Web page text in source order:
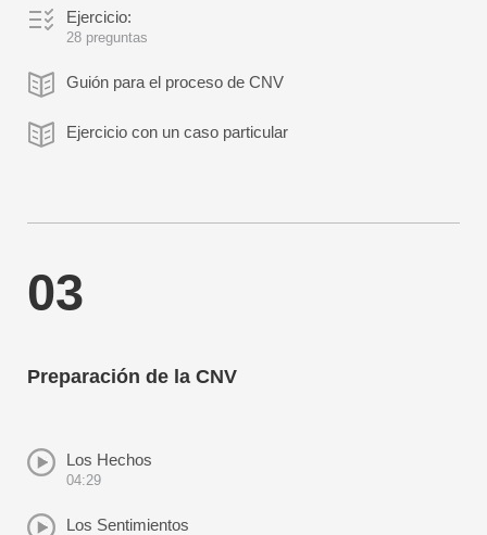
Ejercicio:
28 preguntas
Guión para el proceso de CNV
Ejercicio con un caso particular
03
Preparación de la CNV
Los Hechos
04:29
Los Sentimientos